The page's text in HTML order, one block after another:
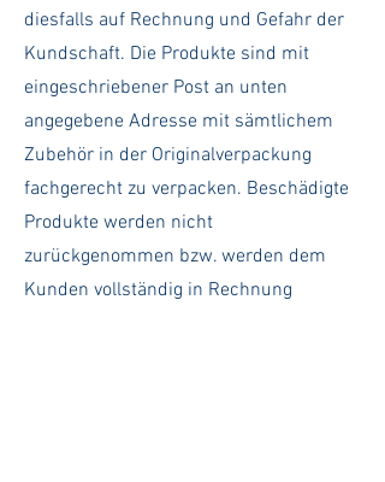
diesfalls auf Rechnung und Gefahr der
Kundschaft. Die Produkte sind mit
eingeschriebener Post an unten
angegebene Adresse mit sämtlichem
Zubehör in der Originalverpackung
fachgerecht zu verpacken. Beschädigte
Produkte werden nicht
zurückgenommen bzw. werden dem
Kunden vollständig in Rechnung